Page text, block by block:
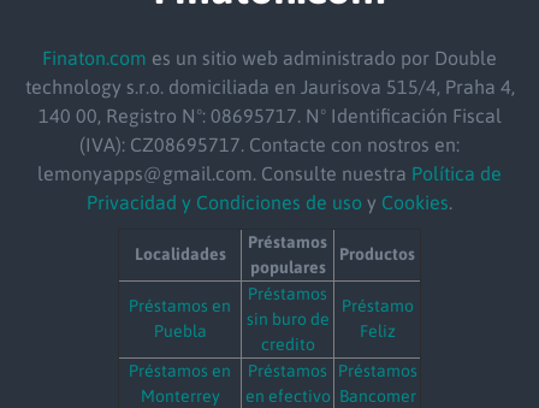
Finaton.com es un sitio web administrado por Double
technology s.r.o. domiciliada en Jaurisova 515/4, Praha 4,
140 00, Registro Nº: 08695717. Nº Identificación Fiscal
(IVA): CZ08695717. Contacte con nostros en:
lemonyapps@gmail.com. Consulte nuestra Política de
Privacidad y Condiciones de uso y Cookies.
Localidades
Préstamos
populares
Productos
Préstamos en
Puebla
Préstamos
sin buro de
credito
Préstamo
Feliz
Préstamos en
Monterrey
Préstamos
en efectivo
Préstamos
Bancomer